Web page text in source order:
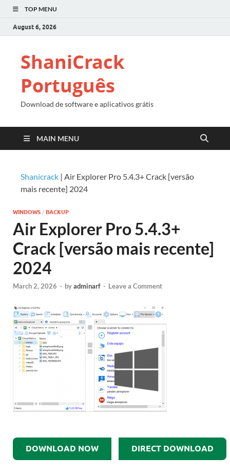
TOP MENU
August 6, 2026
ShaniCrack
Português
Download de software e aplicativos grátis
MAIN MENU
Shanicrack | Air Explorer Pro 5.4.3+ Crack [versão
mais recente] 2024
WINDOWS / BACKUP
Air Explorer Pro 5.4.3+
Crack [versão mais recente]
2024
March 2, 2026 - byadminarf - Leave a Comment
DOWNLOAD NOW DIRECT DOWNLOAD